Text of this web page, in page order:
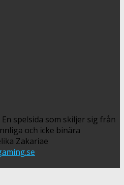
spelsida som skiljer sig från
och icke binära
Zakariae